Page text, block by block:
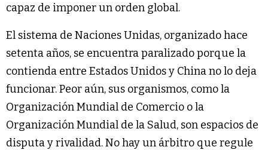
capaz de imponer un orden global.
El sistema de Naciones Unidas, organizado hace
setenta años, se encuentra paralizado porque la
contienda entre Estados Unidos y China no lo deja
funcionar. Peor aún, sus organismos, como la
Organización Mundial de Comercio o la
Organización Mundial de la Salud, son espacios de
disputa y rivalidad. No hay un árbitro que regule